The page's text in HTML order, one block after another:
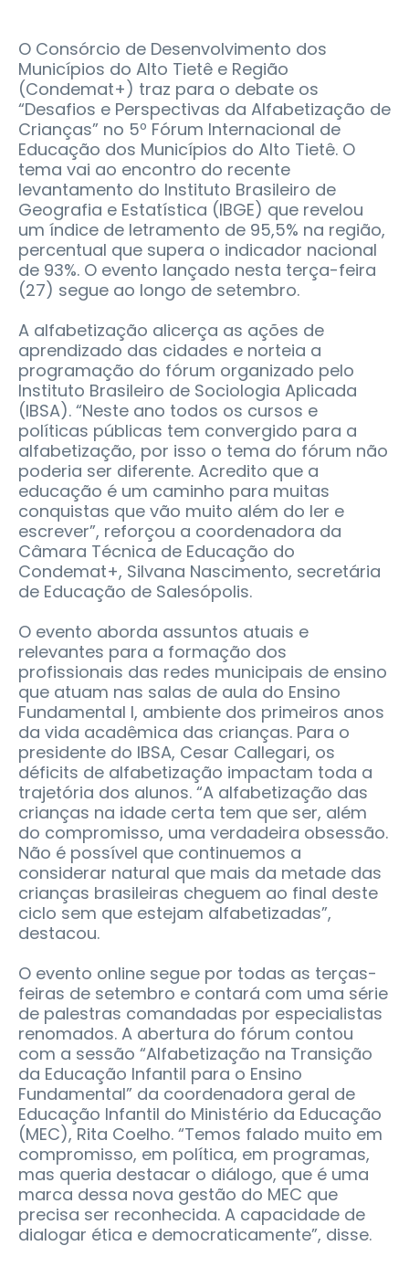
O Consórcio de Desenvolvimento dos
Municípios do Alto Tietê e Região
(Condemat+) traz para o debate os
“Desafios e Perspectivas da Alfabetização de
Crianças” no 5º Fórum Internacional de
Educação dos Municípios do Alto Tietê. O
tema vai ao encontro do recente
levantamento do Instituto Brasileiro de
Geografia e Estatística (IBGE) que revelou
um índice de letramento de 95,5% na região,
percentual que supera o indicador nacional
de 93%. O evento lançado nesta terça-feira
(27) segue ao longo de setembro.
A alfabetização alicerça as ações de
aprendizado das cidades e norteia a
programação do fórum organizado pelo
Instituto Brasileiro de Sociologia Aplicada
(IBSA). “Neste ano todos os cursos e
políticas públicas tem convergido para a
alfabetização, por isso o tema do fórum não
poderia ser diferente. Acredito que a
educação é um caminho para muitas
conquistas que vão muito além do ler e
escrever”, reforçou a coordenadora da
Câmara Técnica de Educação do
Condemat+, Silvana Nascimento, secretária
de Educação de Salesópolis.
O evento aborda assuntos atuais e
relevantes para a formação dos
profissionais das redes municipais de ensino
que atuam nas salas de aula do Ensino
Fundamental I, ambiente dos primeiros anos
da vida acadêmica das crianças. Para o
presidente do IBSA, Cesar Callegari, os
déficits de alfabetização impactam toda a
trajetória dos alunos. “A alfabetização das
crianças na idade certa tem que ser, além
do compromisso, uma verdadeira obsessão.
Não é possível que continuemos a
considerar natural que mais da metade das
crianças brasileiras cheguem ao final deste
ciclo sem que estejam alfabetizadas”,
destacou.
O evento online segue por todas as terças-
feiras de setembro e contará com uma série
de palestras comandadas por especialistas
renomados. A abertura do fórum contou
com a sessão “Alfabetização na Transição
da Educação Infantil para o Ensino
Fundamental” da coordenadora geral de
Educação Infantil do Ministério da Educação
(MEC), Rita Coelho. “Temos falado muito em
compromisso, em política, em programas,
mas queria destacar o diálogo, que é uma
marca dessa nova gestão do MEC que
precisa ser reconhecida. A capacidade de
dialogar ética e democraticamente”, disse.